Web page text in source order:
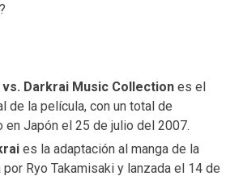
vs. Darkrai Music Collection es el
de la película, con un total de
en Japón el 25 de julio del 2007.
es la adaptación al manga de la
Ryo Takamisaki y lanzada el 14 de